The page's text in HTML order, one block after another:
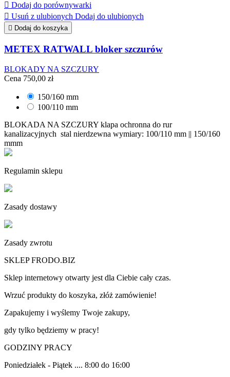
 Dodaj do porównywarki
 Usuń z ulubionych Dodaj do ulubionych
 Dodaj do koszyka
METEX RATWALL bloker szczurów
BLOKADY NA SZCZURY
Cena 750,00 zł
150/160 mm
100/110 mm
BLOKADA NA SZCZURY klapa ochronna do rur
kanalizacyjnych stal nierdzewna wymiary: 100/110 mm || 150/160
mmm
Regulamin sklepu
Zasady dostawy
Zasady zwrotu
SKLEP FRODO.BIZ
Sklep internetowy otwarty jest dla Ciebie cały czas.
Wrzuć produkty do koszyka, złóż zamówienie!
Zapakujemy i wyślemy Twoje zakupy,
gdy tylko będziemy w pracy!
GODZINY PRACY
Poniedziałek - Piątek .... 8:00 do 16:00